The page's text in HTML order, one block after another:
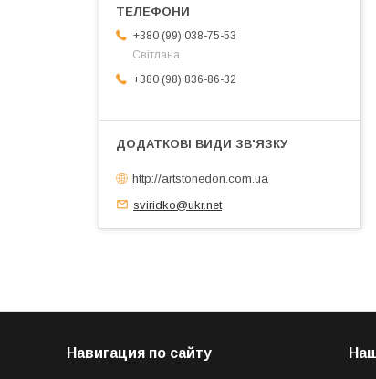
+380 (99) 038-75-53
Світлана
+380 (98) 836-86-32
http://artstonedon.com.ua
sviridko@ukr.net
Навигация по сайту